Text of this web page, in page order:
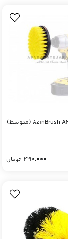
490,000 تومان